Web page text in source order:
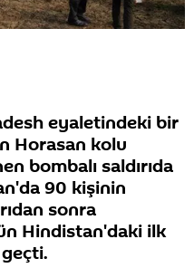
eyaletindeki bir
Horasan kolu
bombalı saldırıda
90 kişinin
sonra
Hindistan'daki ilk
geçti.